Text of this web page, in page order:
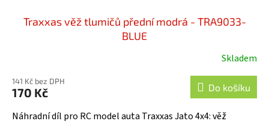
Traxxas věž tlumičů přední modrá - TRA9033-
BLUE
Skladem
141 Kč bez DPH
170 Kč Do košíku
Náhradní díl pro RC model auta Traxxas Jato 4x4: věž